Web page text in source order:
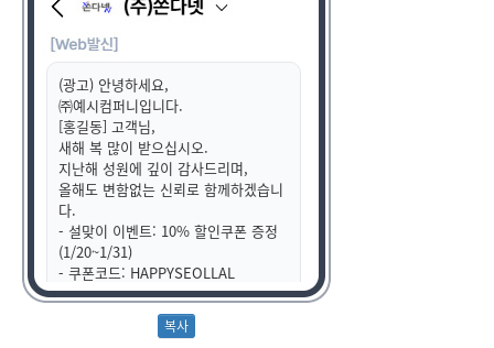
(광고) 안녕하세요,
㈜예시컴퍼니입니다.
[홍길동] 고객님,
새해 복 많이 받으십시오.
지난해 성원에 깊이 감사드리며,
올해도 변함없는 신뢰로 함께하겠습니
다.
- 설맞이 이벤트: 10% 할인쿠폰 증정
(1/20~1/31)
- 쿠폰코드: HAPPYSEOLLAL
문의: 02-123-4567
복 많이 받으세요!
무료수신거부 080-123-4567